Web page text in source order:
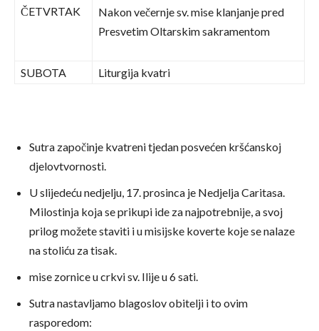
ČETVRTAK
Nakon večernje sv. mise klanjanje pred
Presvetim Oltarskim sakramentom
SUBOTA Liturgija kvatri
Sutra započinje kvatreni tjedan posvećen kršćanskoj
djelovtvornosti.
U slijedeću nedjelju, 17. prosinca je Nedjelja Caritasa.
Milostinja koja se prikupi ide za najpotrebnije, a svoj
prilog možete staviti i u misijske koverte koje se nalaze
na stoliću za tisak.
mise zornice u crkvi sv. Ilije u 6 sati.
Sutra nastavljamo blagoslov obitelji i to ovim
rasporedom: